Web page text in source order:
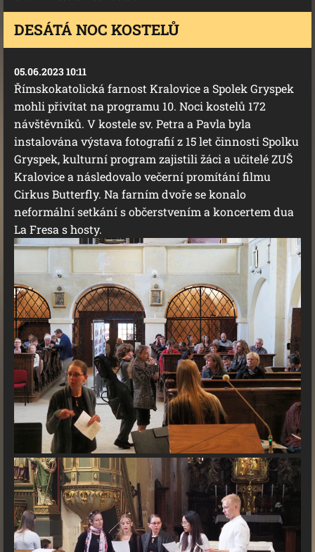
DESÁTÁ NOC KOSTELŮ
05.06.2023 10:11
Římskokatolická farnost Kralovice a Spolek Gryspek
mohli přivítat na programu 10. Noci kostelů 172
návštěvníků. V kostele sv. Petra a Pavla byla
instalována výstava fotografií z 15 let činnosti Spolku
Gryspek, kulturní program zajistili žáci a učitelé ZUŠ
Kralovice a následovalo večerní promítání filmu
Cirkus Butterfly. Na farním dvoře se konalo
neformální setkání s občerstvením a koncertem dua
La Fresa s hosty.